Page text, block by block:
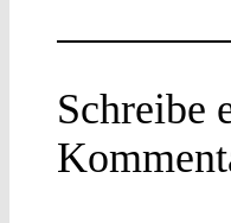
Schreibe